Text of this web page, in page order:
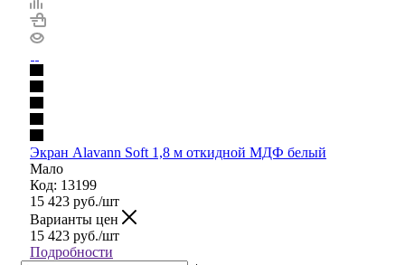
Экран Alavann Soft 1,8 м откидной МДФ белый
Мало
Код: 13199
15 423 руб./шт
Варианты цен
15 423 руб./шт
Подробности